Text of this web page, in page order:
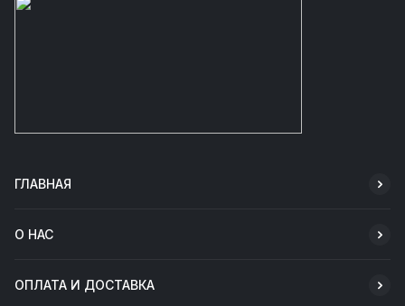
ГЛАВНАЯ
О НАС
ОПЛАТА И ДОСТАВКА